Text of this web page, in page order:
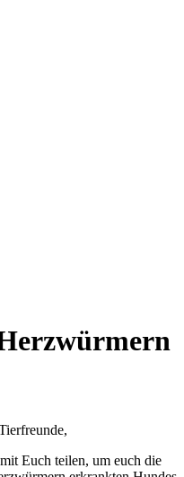
Euch teilen, um euch die